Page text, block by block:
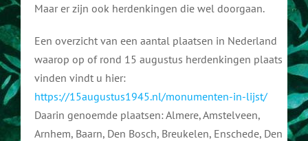
Links & Media
Gastdocenten Archief
ANBI
FAQ
Maar er zijn ook herdenkingen die wel doorgaan.
Een overzicht van een aantal plaatsen in Nederland
waarop op of rond 15 augustus herdenkingen plaats
vinden vindt u hier:
https://15augustus1945.nl/monumenten-in-lijst/
Daarin genoemde plaatsen: Almere, Amstelveen,
Arnhem, Baarn, Den Bosch, Breukelen, Enschede, Den